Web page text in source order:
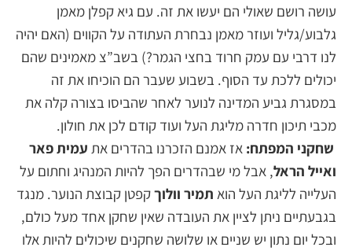
עושה רושם שאולי הם יעשו את זה. עם גיא קפלן מאמן
גלבוע/גליל ועוזר מאמן נבחרת העתודה על הקווים (האם יהיה
לנו דרבי עם עמק חרוד בחצי הגמר?) בשב”צ מאמינים שהם
יכולים ללכת עד הסוף. בשבוע שעבר הם הוכיחו את זה
במסגרת גביע המדינה לנוער לאחר שהביסו בצורה קלה את
מכבי תיכון חדרה מליגת העל ועוד קודם לכן את חולון.
שחקני המפתח: אז אמנם הזכרנו בהדרים את עמית פאר
ואייל הראל, אבל מי שבהדרים הפך להיות המנהיג וחתום על
העלייה לליגת העל הוא תמיר וולוךקפטן קבוצת הנוער. מנגד
בגבעתיים ניתן לציין את העובדה שאין שחקן אחד מעל כולם,
ובכל יום נתון יש שניים או שלושה שחקנים שיכולים להיות אלו